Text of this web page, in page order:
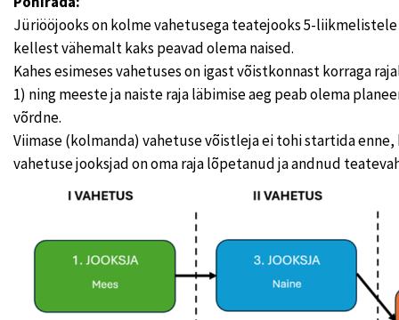
Jüriööjooks on kolme vahetusega teatejooks 5-
kellest vähemalt kaks peavad olema naised.
Kahes esimeses vahetuses on igast võistkonnast korraga
1) ning meeste ja naiste raja läbimise aeg peab olema
võrdne.
Viimase (kolmanda) vahetuse võistleja ei tohi startida
vahetuse jooksjad on oma raja lõpetanud ja andnud